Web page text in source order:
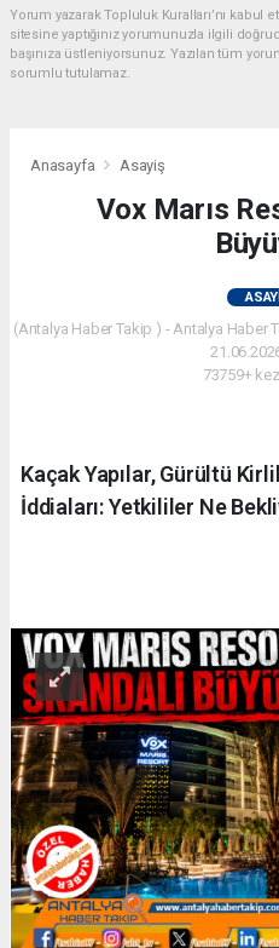
Yorum yazarak Topluluk Kuralları’nı
sitesine yaptığınız yorumunuzla ilgili
başınıza üstleniyorsunuz. Yazılan tüm
sorumlu tutulamaz.
Anasayfa Asayiş
Vox Marıs
(Antalya Haber Takip ) - Antalya Haber
73759+
Kaçak Yapılar, Gürültü
İddiaları: Yetkililer Ne